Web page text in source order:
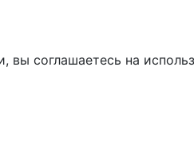
соглашаетесь на